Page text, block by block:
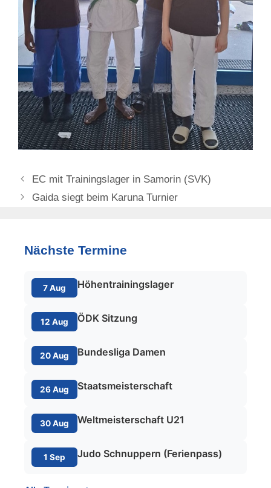
EC mit Trainingslager in Samorin (SVK)
Gaida siegt beim Karuna Turnier
Nächste Termine
7 Aug Höhentrainingslager
12 Aug ÖDK Sitzung
20 Aug Bundesliga Damen
26 Aug Staatsmeisterschaft
30 Aug Weltmeisterschaft U21
1 Sep Judo Schnuppern (Ferienpass)